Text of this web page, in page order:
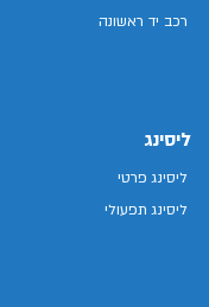
רכב יד ראשונה
ליסינג
ליסינג פרטי
ליסינג תפעולי